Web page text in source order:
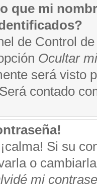
que mi
de Control
Ocultar
será visto
contado
Si su
o
mi